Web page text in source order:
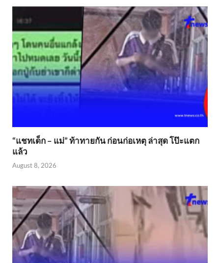
“แชทเด็ก – แม่” ท้าทายกัน ก่อนก่อเหตุ ล่าสุด โป๊ะแตก
แล้ว
August 8, 2026